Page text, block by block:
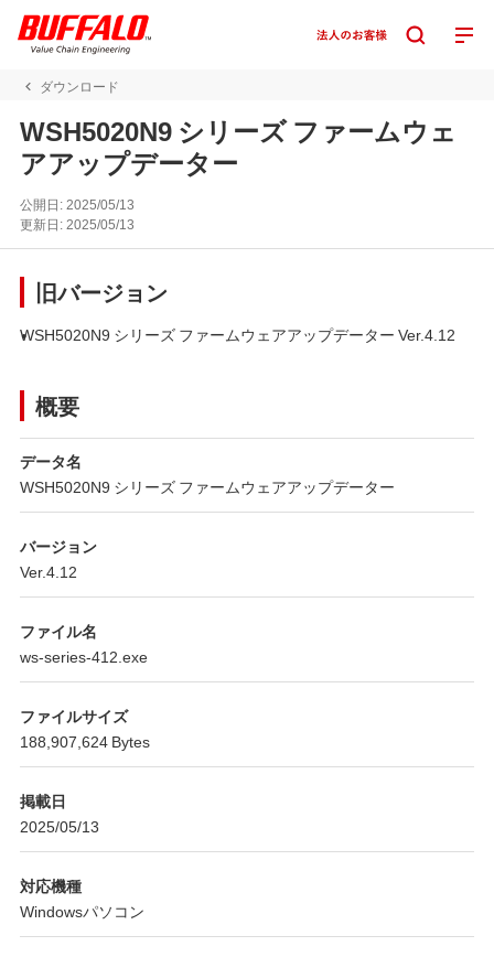
ダウンロード
WSH5020N9 シリーズ ファームウェ
アアップデーター
公開日:2025/05/13
更新日:2025/05/13
旧バージョン
WSH5020N9 シリーズ ファームウェアアップデーター Ver.4.12
概要
データ名
WSH5020N9 シリーズ ファームウェアアップデーター
バージョン
Ver.4.12
ファイル名
ws-series-412.exe
ファイルサイズ
188,907,624 Bytes
掲載日
2025/05/13
対応機種
Windowsパソコン